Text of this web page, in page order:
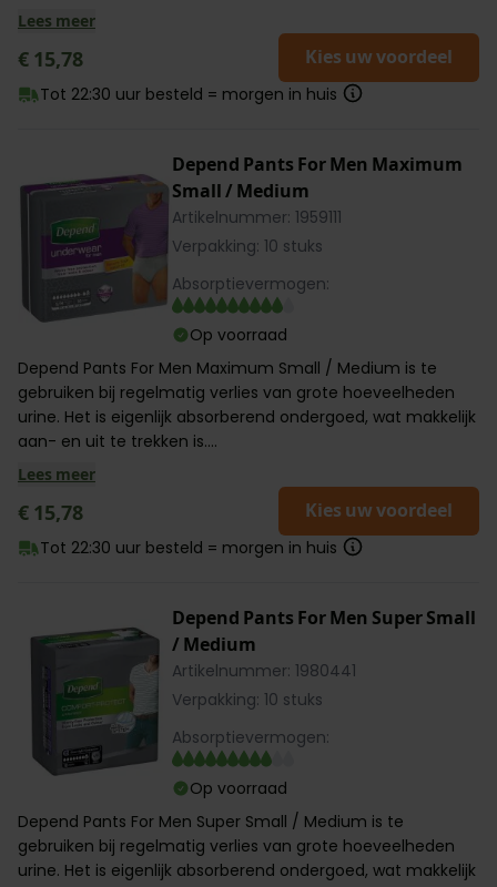
Lees meer
€ 15,78 Kies uw voordeel
Tot 22:30 uur besteld = morgen in huis
Depend Pants For Men Maximum
Small / Medium
Artikelnummer: 1959111
Verpakking: 10 stuks
Absorptievermogen:
Op voorraad
Depend Pants For Men Maximum Small / Medium is te
gebruiken bij regelmatig verlies van grote hoeveelheden
urine. Het is eigenlijk absorberend ondergoed, wat makkelijk
aan- en uit te trekken is....
Lees meer
€ 15,78 Kies uw voordeel
Tot 22:30 uur besteld = morgen in huis
Depend Pants For Men Super Small
/ Medium
Artikelnummer: 1980441
Verpakking: 10 stuks
Absorptievermogen:
Op voorraad
Depend Pants For Men Super Small / Medium is te
gebruiken bij regelmatig verlies van grote hoeveelheden
urine. Het is eigenlijk absorberend ondergoed, wat makkelijk